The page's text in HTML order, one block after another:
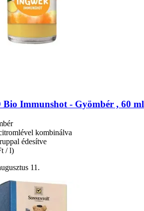
Bio Immunshot -​ Gyömbér , 60 ml
kombinálva
édesítve
/ l)
11.